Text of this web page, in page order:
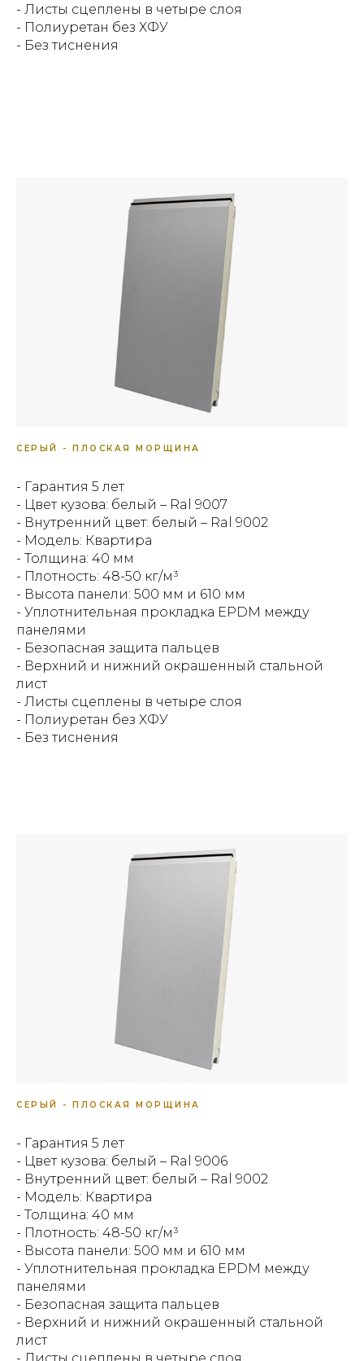
- Листы сцеплены в четыре слоя
- Полиуретан без ХФУ
- Без тиснения
СЕРЫЙ - ПЛОСКАЯ МОРЩИНА
- Гарантия 5 лет
- Цвет кузова: белый – Ral 9007
- Внутренний цвет: белый – Ral 9002
- Модель: Квартира
- Толщина: 40 мм
- Плотность: 48-50 кг/м³
- Высота панели: 500 мм и 610 мм
- Уплотнительная прокладка EPDM между
панелями
- Безопасная защита пальцев
- Верхний и нижний окрашенный стальной
лист
- Листы сцеплены в четыре слоя
- Полиуретан без ХФУ
- Без тиснения
СЕРЫЙ - ПЛОСКАЯ МОРЩИНА
- Гарантия 5 лет
- Цвет кузова: белый – Ral 9006
- Внутренний цвет: белый – Ral 9002
- Модель: Квартира
- Толщина: 40 мм
- Плотность: 48-50 кг/м³
- Высота панели: 500 мм и 610 мм
- Уплотнительная прокладка EPDM между
панелями
- Безопасная защита пальцев
- Верхний и нижний окрашенный стальной
лист